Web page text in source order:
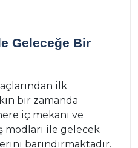
Geleceğe Bir
ilk
bir zamanda
iç mekanı ve
ile gelecek
barındırmaktadır.